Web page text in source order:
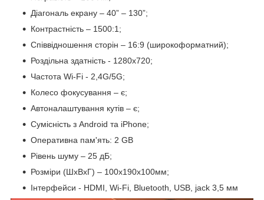
Діагональ екрану – 40” – 130”;
Контрастність – 1500:1;
Співвідношення сторін – 16:9 (широкоформатний);
Роздільна здатність - 1280х720;
Частота Wi-Fi - 2,4G/5G;
Колесо фокусування – є;
Автоналаштування кутів – є;
Сумісність з Android та iPhone;
Оперативна пам'ять: 2 GB
Рівень шуму – 25 дБ;
Розміри (ШхВхГ) – 100х190х100мм;
Інтерфейси - HDMI, Wi-Fi, Bluetooth, USB, jack 3,5 мм